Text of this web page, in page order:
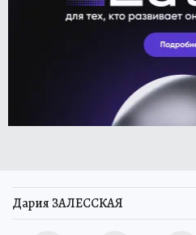
Дария ЗАЛЕССКАЯ